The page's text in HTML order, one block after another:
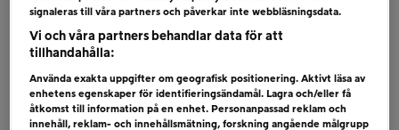
ELTON JOHN + BRITNEY SPEARS – HOLD ME
CLOSER
signaleras till våra partners och påverkar inte webbläsningsdata.
Vi och våra partners behandlar data för att
tillhandahålla:
Använda exakta uppgifter om geografisk positionering. Aktivt läsa av
enhetens egenskaper för identifieringsändamål. Lagra och/eller få
åtkomst till information på en enhet. Personanpassad reklam och
innehåll, reklam- och innehållsmätning, forskning angående målgrupp